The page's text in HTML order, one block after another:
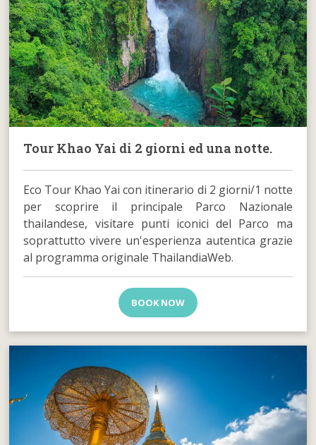
Tour Khao Yai di 2 giorni ed una notte.
Eco Tour Khao Yai con itinerario di 2 giorni/1 notte
per scoprire il principale Parco Nazionale
thailandese, visitare punti iconici del Parco ma
soprattutto vivere un'esperienza autentica grazie
al programma originale ThailandiaWeb.
BOOK NOW